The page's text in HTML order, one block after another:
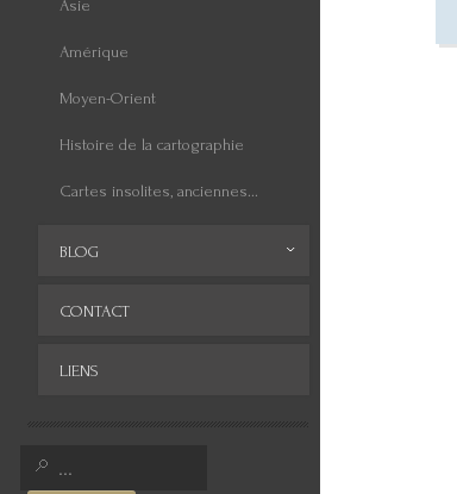
Asie
Amérique
Moyen-Orient
Histoire de la cartographie
Cartes insolites, anciennes...
BLOG
Archives
CONTACT
LIENS